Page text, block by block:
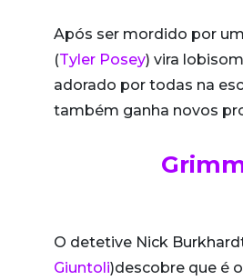
Após ser mordido por
(Tyler Posey) vira
adorado por todas na
também ganha novos
O detetive Nick
Giuntoli)descobre que é